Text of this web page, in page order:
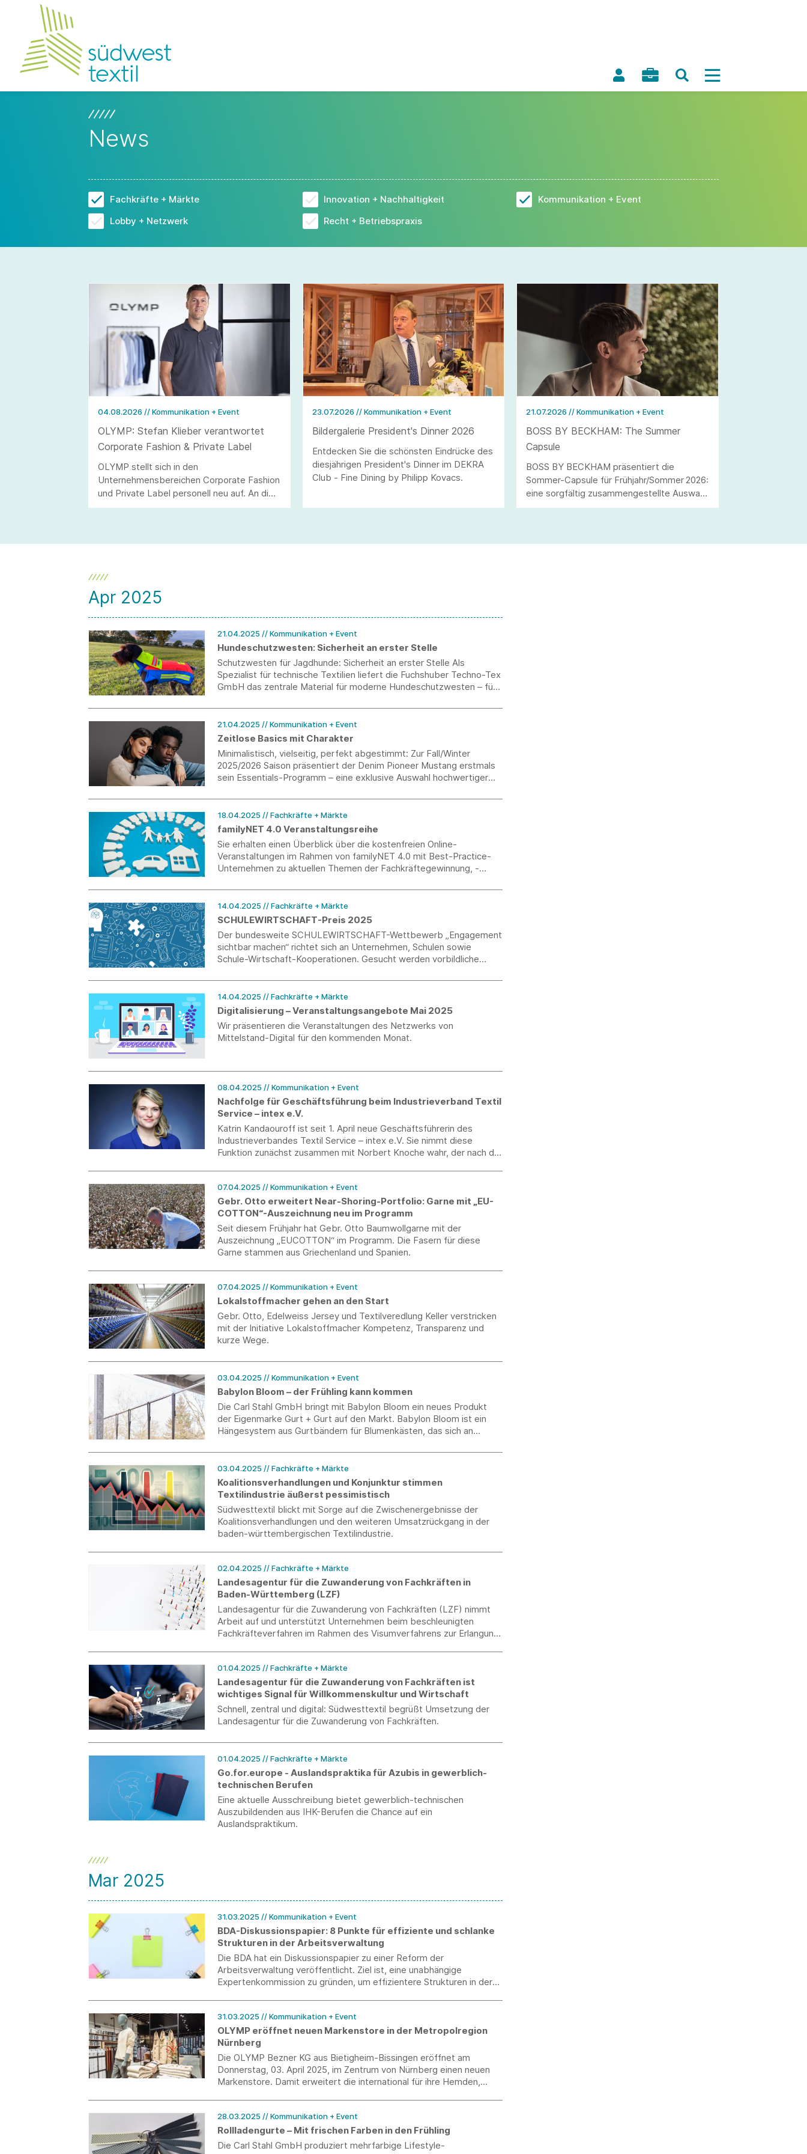
News
Fachkräfte + Märkte Innovation + Nachhaltigkeit
Kommunikation + Event
Lobby + Netzwerk
Recht + Betriebspraxis
04.08.2026 // Kommunikation + Event
OLYMP: Stefan Klieber verantwortet
Corporate Fashion & Private Label
OLYMP stellt sich in den
Unternehmensbereichen Corporate Fashion
und Private Label personell neu auf. An die
Stelle von Andreas Telahr rückt der
und Private Label bei der Modemarke
23.07.2026 // Kommunikation + Event
Bildergalerie President's Dinner 2026
Entdecken Sie die schönsten Eindrücke des
diesjährigen President's Dinner im DEKRA
Club - Fine Dining by Philipp Kovacs.
21.07.2026// Kommunikation + Event
BOSS BY BECKHAM: The Summer
Capsule
BOSS BY BECKHAM präsentiert die
Sommer-Capsule für Frühjahr/Sommer 2026:
eine sorgfältig zusammengestellte Auswahl
an Smart-Casual-Pieces für die warme
Apr 2025
21.04.2025 // Kommunikation + Event
Hundeschutzwesten: Sicherheit an erster Stelle
Schutzwesten für Jagdhunde: Sicherheit an erster Stelle Als
Spezialist für technische Textilien liefert die Fuchshuber Techno-Tex
GmbH das zentrale Material für moderne Hundeschutzwesten – für
21.04.2025 // Kommunikation + Event
Zeitlose Basics mit Charakter
Minimalistisch, vielseitig, perfekt abgestimmt: Zur Fall/Winter
2025/2026 Saison präsentiert der Denim Pioneer Mustang erstmals
sein Essentials-Programm – eine exklusive Auswahl hochwertiger
18.04.2025 // Fachkräfte + Märkte
familyNET 4.0 Veranstaltungsreihe
Sie erhalten einen Überblick über die kostenfreien Online-
Veranstaltungen im Rahmen von familyNET 4.0 mit Best-Practice-
Unternehmen zu aktuellen Themen der Fachkräftegewinnung, -
14.04.2025 // Fachkräfte + Märkte
SCHULEWIRTSCHAFT-Preis 2025
Der bundesweite SCHULEWIRTSCHAFT-Wettbewerb „Engagement
sichtbar machen“ richtet sich an Unternehmen, Schulen sowie
Schule-Wirtschaft-Kooperationen. Gesucht werden vorbildliche
und Bildungsprozesse partnerschaftlich gestalten. Die
Bewerbungsfrist endet am 15. August 2025.
14.04.2025 // Fachkräfte + Märkte
Digitalisierung – Veranstaltungsangebote Mai 2025
Wir präsentieren die Veranstaltungen des Netzwerks von
Mittelstand-Digital für den kommenden Monat.
08.04.2025 // Kommunikation + Event
Nachfolge für Geschäftsführung beim Industrieverband Textil
Service – intex e.V.
Katrin Kandaouroff ist seit 1. April neue Geschäftsführerin des
Industrieverbandes Textil Service – intex e.V. Sie nimmt diese
Funktion zunächst zusammen mit Norbert Knoche wahr, der nach der
Kandaouroff legen wird.
07.04.2025 // Kommunikation + Event
Gebr. Otto erweitert Near-Shoring-Portfolio: Garne mit „EU-
COTTON“-Auszeichnung neu im Programm
Seit diesem Frühjahr hat Gebr. Otto Baumwollgarne mit der
Auszeichnung „EUCOTTON“ im Programm. Die Fasern für diese
Garne stammen aus Griechenland und Spanien.
07.04.2025 // Kommunikation + Event
Lokalstoffmacher gehen an den Start
Gebr. Otto, Edelweiss Jersey und Textilveredlung Keller verstricken
mit der Initiative Lokalstoffmacher Kompetenz, Transparenz und
kurze Wege.
03.04.2025 // Kommunikation + Event
Babylon Bloom – der Frühling kann kommen
Die Carl Stahl GmbH bringt mit Babylon Bloom ein neues Produkt
der Eigenmarke Gurt + Gurt auf den Markt. Babylon Bloom ist ein
Hängesystem aus Gurtbändern für Blumenkästen, das sich an
03.04.2025 // Fachkräfte + Märkte
Koalitionsverhandlungen und Konjunktur stimmen
Textilindustrie äußerst pessimistisch
Südwesttextil blickt mit Sorge auf die Zwischenergebnisse der
Koalitionsverhandlungen und den weiteren Umsatzrückgang in der
baden-württembergischen Textilindustrie.
02.04.2025 // Fachkräfte + Märkte
Landesagentur für die Zuwanderung von Fachkräften in
Baden-Württemberg (LZF)
Landesagentur für die Zuwanderung von Fachkräften (LZF) nimmt
Arbeit auf und unterstützt Unternehmen beim beschleunigten
Fachkräfteverfahren im Rahmen des Visumverfahrens zur Erlangung
01.04.2025 // Fachkräfte + Märkte
Landesagentur für die Zuwanderung von Fachkräften ist
wichtiges Signal für Willkommenskultur und Wirtschaft
Schnell, zentral und digital: Südwesttextil begrüßt Umsetzung der
Landesagentur für die Zuwanderung von Fachkräften.
01.04.2025 // Fachkräfte + Märkte
Go.for.europe - Auslandspraktika für Azubis in gewerblich-
technischen Berufen
Eine aktuelle Ausschreibung bietet gewerblich-technischen
Auszubildenden aus IHK-Berufen die Chance auf ein
Auslandspraktikum.
Mar 2025
31.03.2025 // Kommunikation + Event
BDA-Diskussionspapier: 8 Punkte für effiziente und schlanke
Strukturen in der Arbeitsverwaltung
Die BDA hat ein Diskussionspapier zu einer Reform der
Arbeitsverwaltung veröffentlicht. Ziel ist, eine unabhängige
Expertenkommission zu gründen, um effizientere Strukturen in der
31.03.2025 // Kommunikation + Event
OLYMP eröffnet neuen Markenstore in der Metropolregion
Nürnberg
Die OLYMP Bezner KG aus Bietigheim-Bissingen eröffnet am
Donnerstag, 03. April 2025, im Zentrum von Nürnberg einen neuen
Markenstore. Damit erweitert die international für ihre Hemden,
28.03.2025 // Kommunikation + Event
Rollladengurte – Mit frischen Farben in den Frühling
Die Carl Stahl GmbH produziert mehrfarbige Lifestyle-